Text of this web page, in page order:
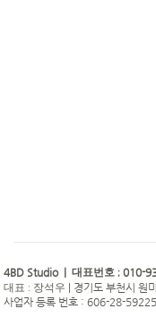
4BD Studio | 대표번호 ; 010-
대표 : 장석우
경기도 부천시 원
사업자 등록 번호 : 606-28-